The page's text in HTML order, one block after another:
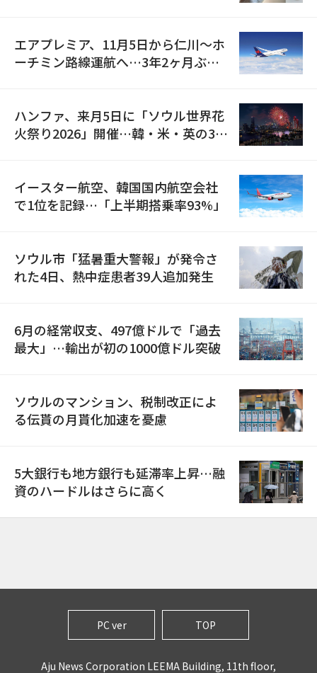
エアプレミア、11月5日から仁川〜ホ
ーチミン路線運航へ…3年2ヶ月ぶり
ハンファ、来月5日に「ソウル世界花
火祭り2026」開催…韓・米・英の3カ
イースター航空、韓国国内航空会社
で1位を記録…「上半期搭乗率93%」
ソウル市「猛暑重大警報」が発令さ
れた4日、熱中症患者39人追加発生
6月の経常収支、497億ドルで「過去
最大」…輸出が初の1000億ドル突破
ソウルのマンション、税制改正によ
る伝貰の月貰化加速を憂慮
5大銀行も地方銀行も延滞率上昇…融
資のハードルはさらに高く
PC ver TOP
Aju News Corporation LEEMA Building, 11th floor,